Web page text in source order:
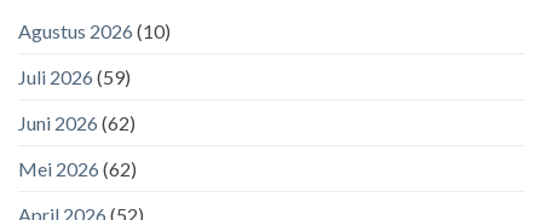
Agustus 2026 (10)
Juli 2026 (59)
Juni 2026 (62)
Mei 2026 (62)
April 2026 (52)